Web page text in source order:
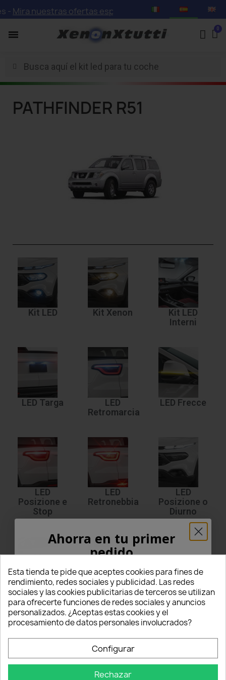
- Mira nuestras ofertas especiales con descuentos de
PATHFINDER R51
Kit LED Kit Xenon
Kit LED
Interni
LED Targa
LED
Retromarcia
LED Frecce
LED
Posizione e
Stop
LED
Retronebbia
LED
Posizione o
Diurno
LED
Sottoporta
Ricambi
Accessori
Lampade LuciLed e XenonperNISSAN Pathfinder R51
Led xenon per interni retromarcia stop e posizioni per predisporre la
nostri prodotti sono specifici per il marchio NISSAN Pathfinder R51 e
sono capace di emettereluce bianca 6000K.
Ogni lampadina led e Xenon è dotata di tecnologia
Esta tienda te pide que aceptes cookies para fines de
rendimiento, redes sociales y publicidad. Las redes
sociales y las cookies publicitarias de terceros se utilizan
para ofrecerte funciones de redes sociales y anuncios
personalizados. ¿Aceptas estas cookies y el
procesamiento de datos personales involucrados?
Configurar
Rechazar
Ahorra en tu primer
pedido
¡5% PARA TI!
Introduce tu correo electrónico aquí abajo
para recibir un5% DE DESCUENTOen tu
primer pedido.
Nome